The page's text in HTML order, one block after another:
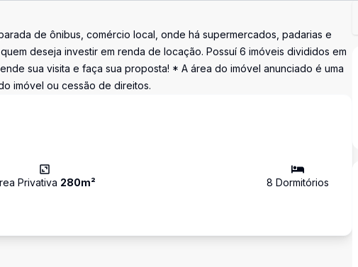
de ônibus, comércio local, onde há supermercados, padarias e
deseja investir em renda de locação. Possuí 6 imóveis divididos em
sua visita e faça sua proposta! * A área do imóvel anunciado é uma
imóvel ou cessão de direitos.
Privativa 280m² 8 Dormitórios